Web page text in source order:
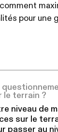
pour une
le terrain ?
niveau de
sur le
passer au